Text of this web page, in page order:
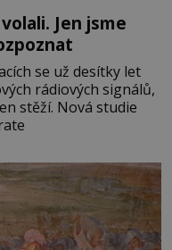
Jen jsme
se už desítky let
rádiových signálů,
stěží. Nová studie